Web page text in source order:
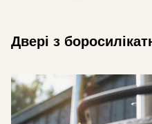
Двері з